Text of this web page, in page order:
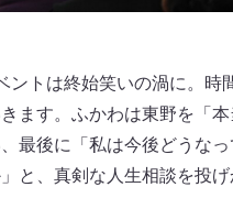
ントは終始笑いの渦に。時
ます。ふかわは東野を「本
最後に「私は今後どうなっ
と、真剣な人生相談を投げ